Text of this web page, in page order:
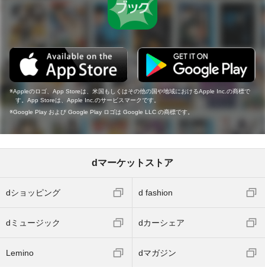
Appleのロゴ、App Storeは、米国もしくはその他の国や地域におけるApple Inc.の商標で
す。App Storeは、Apple Inc.のサービスマークです。
Google Play および Google Play ロゴは Google LLC の商標です。
dマーケットストア
dショッピング d fashion
dミュージック dカーシェア
Lemino dマガジン